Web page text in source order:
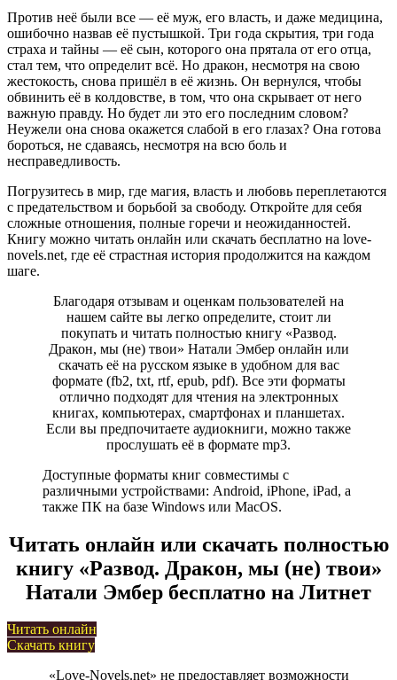
Против неё были все — её муж, его власть, и даже медицина,
ошибочно назвав её пустышкой. Три года скрытия, три года
страха и тайны — её сын, которого она прятала от его отца,
стал тем, что определит всё. Но дракон, несмотря на свою
жестокость, снова пришёл в её жизнь. Он вернулся, чтобы
обвинить её в колдовстве, в том, что она скрывает от него
важную правду. Но будет ли это его последним словом?
Неужели она снова окажется слабой в его глазах? Она готова
бороться, не сдаваясь, несмотря на всю боль и
несправедливость.
Погрузитесь в мир, где магия, власть и любовь переплетаются
с предательством и борьбой за свободу. Откройте для себя
сложные отношения, полные горечи и неожиданностей.
Книгу можно читать онлайн или скачать бесплатно на love-
novels.net, где её страстная история продолжится на каждом
шаге.
Благодаря отзывам и оценкам пользователей на
нашем сайте вы легко определите, стоит ли
покупать и читать полностью книгу «Развод.
Дракон, мы (не) твои» Натали Эмбер онлайн или
скачать её на русском языке в удобном для вас
формате (fb2, txt, rtf, epub, pdf). Все эти форматы
отлично подходят для чтения на электронных
книгах, компьютерах, смартфонах и планшетах.
Если вы предпочитаете аудиокниги, можно также
прослушать её в формате mp3.
Доступные форматы книг совместимы с
различными устройствами: Android, iPhone, iPad, а
также ПК на базе Windows или MacOS.
Читать онлайн или скачать полностью
книгу «Развод. Дракон, мы (не) твои»
Натали Эмбер бесплатно на Литнет
Читать онлайн
Скачать книгу
«Love-Novels.net» не предоставляет возможности